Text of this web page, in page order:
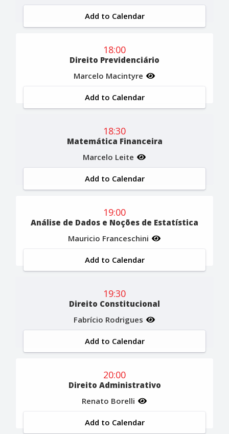
Add to Calendar
18:00
Direito Previdenciário
Marcelo Macintyre
Add to Calendar
18:30
Matemática Financeira
Marcelo Leite
Add to Calendar
19:00
Análise de Dados e Noções de Estatística
Mauricio Franceschini
Add to Calendar
19:30
Direito Constitucional
Fabrício Rodrigues
Add to Calendar
20:00
Direito Administrativo
Renato Borelli
Add to Calendar